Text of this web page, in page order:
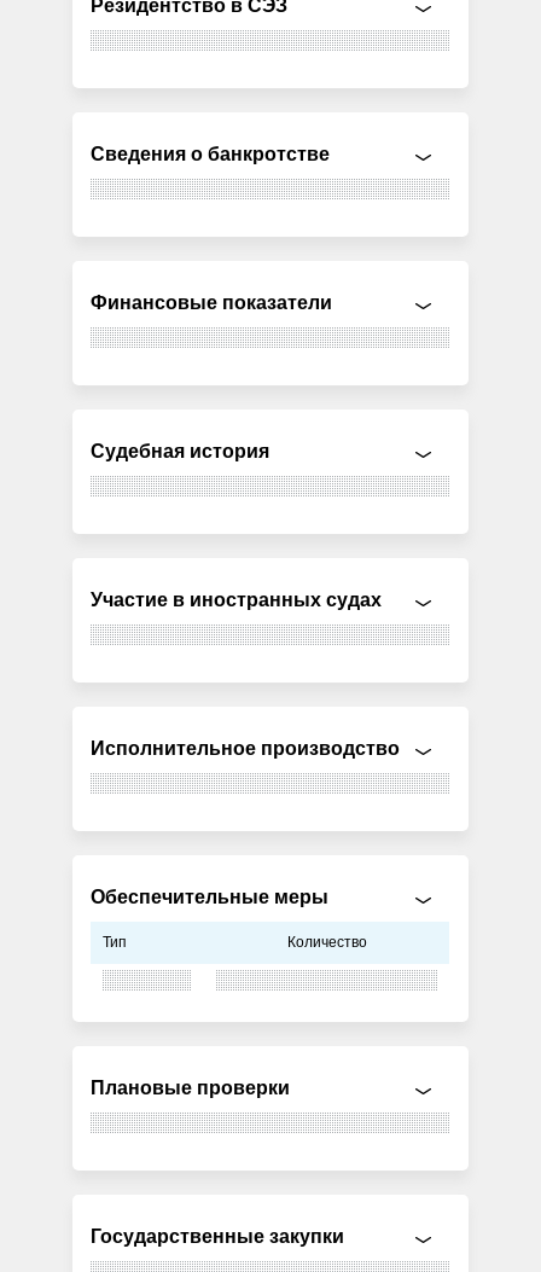
Резидентство в СЭЗ
Сведения о банкротстве
Финансовые показатели
Судебная история
Участие в иностранных судах
Исполнительное производство
Обеспечительные меры
Тип Количество
Плановые проверки
Государственные закупки